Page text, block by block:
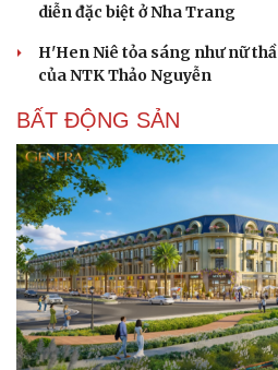
diễn đặc biệt ở Nha Trang
H'Hen Niê tỏa sáng như nữ
của NTK Thảo Nguyễn
BẤT ĐỘNG SẢN